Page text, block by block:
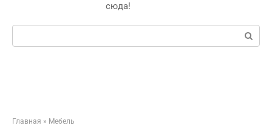
сюда!
Поиск:
Главная » Мебель